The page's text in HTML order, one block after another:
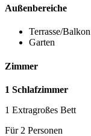
Außenbereiche
Terrasse/Balkon
Garten
Zimmer
1 Schlafzimmer
1 Extragroßes Bett
Für 2 Personen